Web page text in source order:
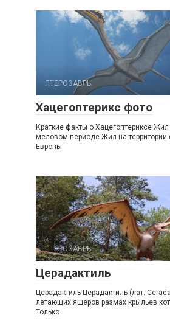
ПТЕРОЗАВРЫ
Хацегоптерикс фото
Краткие факты о Хацегоптериксе
меловом периоде Жил на территории
Европы
ПТЕРОЗАВРЫ
Церадактиль
Церадактиль Церадактиль (лат.
летающих ящеров размах крыльев
Только